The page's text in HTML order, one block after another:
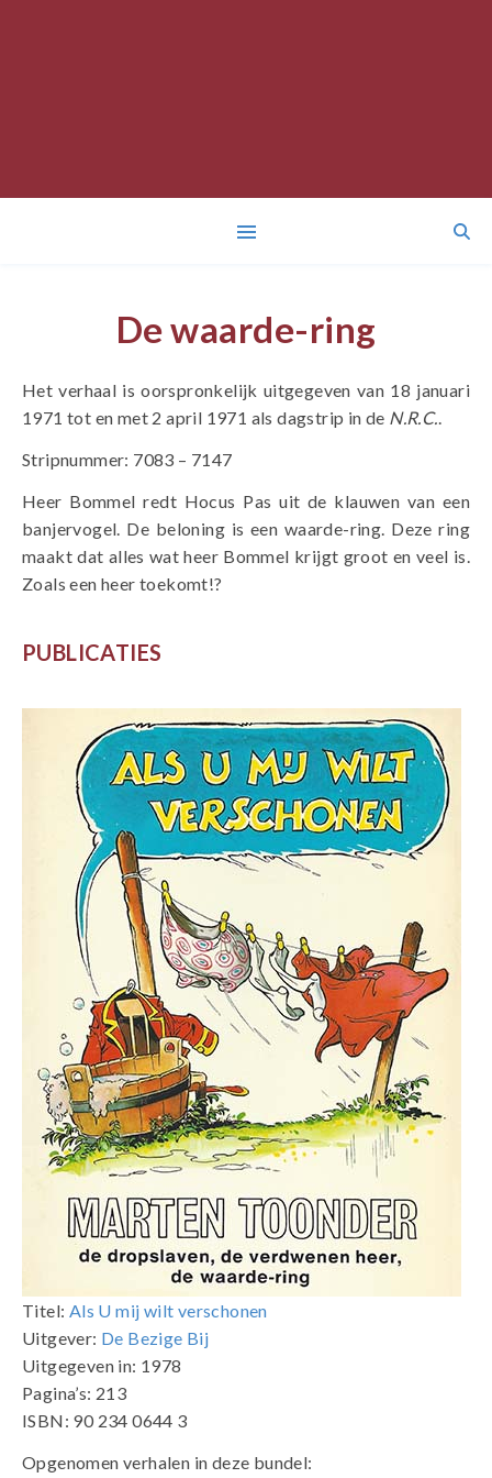
De waarde-ring
Het verhaal is oorspronkelijk uitgegeven van 18 januari
1971 tot en met 2 april 1971 als dagstrip in de N.R.C..
Stripnummer: 7083 – 7147
Heer Bommel redt Hocus Pas uit de klauwen van een
banjervogel. De beloning is een waarde-ring. Deze ring
maakt dat alles wat heer Bommel krijgt groot en veel is.
Zoals een heer toekomt!?
PUBLICATIES
Titel: Als U mij wilt verschonen
Uitgever: De Bezige Bij
Uitgegeven in: 1978
Pagina’s: 213
ISBN: 90 234 0644 3
Opgenomen verhalen in deze bundel: